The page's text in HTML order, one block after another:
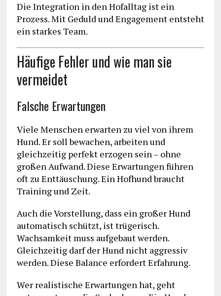
Die Integration in den Hofalltag ist ein
Prozess. Mit Geduld und Engagement entsteht
ein starkes Team.
Häufige Fehler und wie man sie
vermeidet
Falsche Erwartungen
Viele Menschen erwarten zu viel von ihrem
Hund. Er soll bewachen, arbeiten und
gleichzeitig perfekt erzogen sein – ohne
großen Aufwand. Diese Erwartungen führen
oft zu Enttäuschung. Ein Hofhund braucht
Training und Zeit.
Auch die Vorstellung, dass ein großer Hund
automatisch schützt, ist trügerisch.
Wachsamkeit muss aufgebaut werden.
Gleichzeitig darf der Hund nicht aggressiv
werden. Diese Balance erfordert Erfahrung.
Wer realistische Erwartungen hat, geht